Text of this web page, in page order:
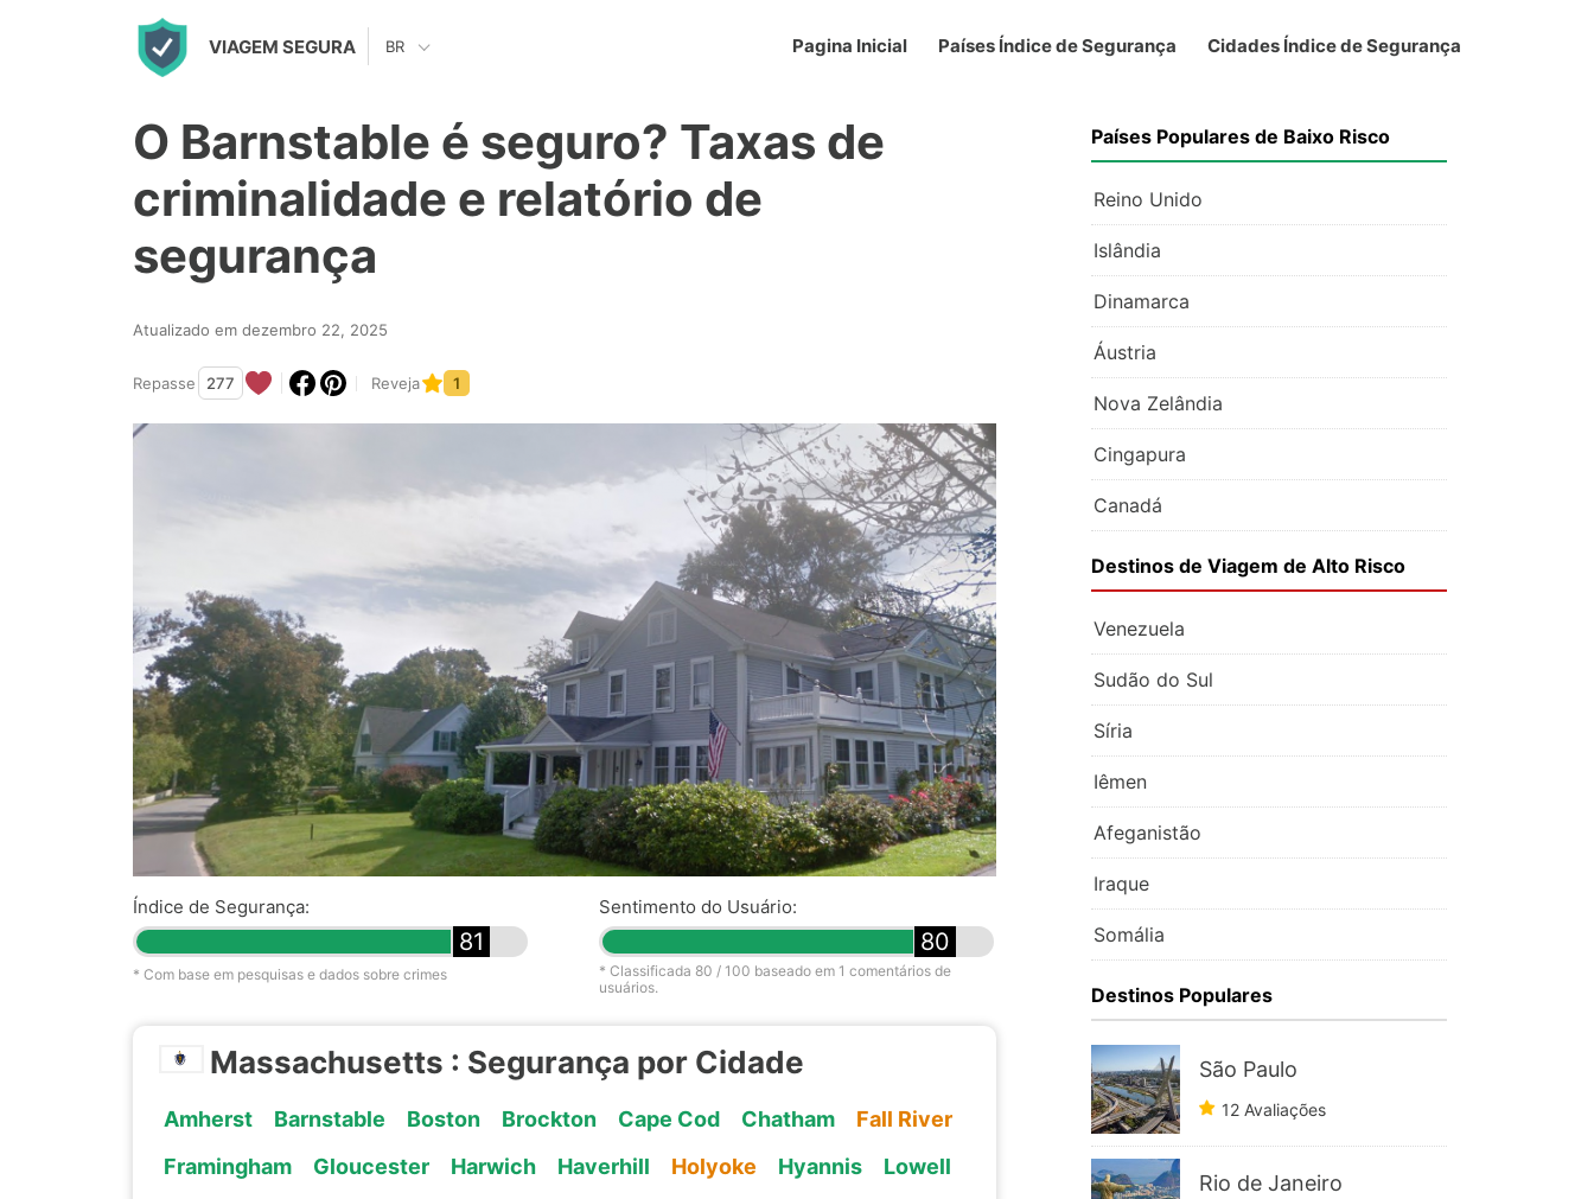
VIAGEM SEGURA Pagina Inicial Países Índice de Segurança Cidades Índice de Segurança
BR
O Barnstable é seguro? Taxas de
criminalidade e relatório de
segurança
Atualizado em dezembro 22, 2025
Repasse 277 Reveja 1
Índice de Segurança:
81
* Com base em pesquisas e dados sobre crimes
Sentimento do Usuário:
80
* Classificada 80 / 100 baseado em 1 comentários de
usuários.
Massachusetts : Segurança por Cidade
Amherst Barnstable Boston Brockton Cape Cod Chatham
Fall River
Framingham
Gloucester Harwich Haverhill Holyoke Hyannis
Lowell
Países Populares de Baixo Risco
Reino Unido
Islândia
Dinamarca
Áustria
Nova Zelândia
Cingapura
Canadá
Destinos de Viagem de Alto Risco
Venezuela
Sudão do Sul
Síria
Iêmen
Afeganistão
Iraque
Somália
Destinos Populares
São Paulo
12 Avaliações
Rio de Janeiro